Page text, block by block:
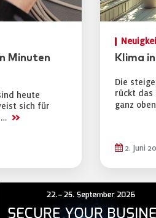
Minuten
heute
sich für
… >>
Klima
Die
rückt das
ganz
2. Juni